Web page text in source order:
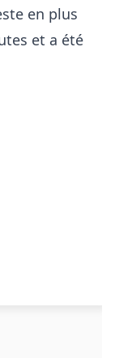
en plus
et a été